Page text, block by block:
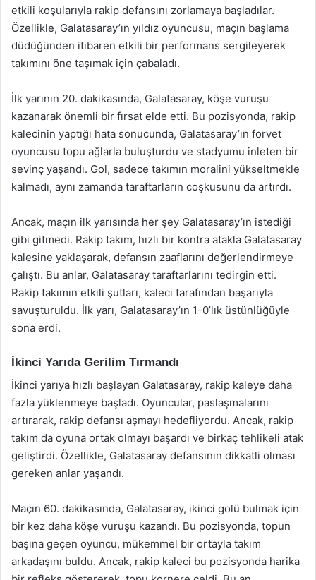
etkili koşularıyla rakip defansını zorlamaya başladılar.
Özellikle, Galatasaray’ın yıldız oyuncusu, maçın başlama
düdüğünden itibaren etkili bir performans sergileyerek
takımını öne taşımak için çabaladı.
İlk yarının 20. dakikasında, Galatasaray, köşe vuruşu
kazanarak önemli bir fırsat elde etti. Bu pozisyonda, rakip
kalecinin yaptığı hata sonucunda, Galatasaray’ın forvet
oyuncusu topu ağlarla buluşturdu ve stadyumu inleten bir
sevinç yaşandı. Gol, sadece takımın moralini yükseltmekle
kalmadı, aynı zamanda taraftarların coşkusunu da artırdı.
Ancak, maçın ilk yarısında her şey Galatasaray’ın istediği
gibi gitmedi. Rakip takım, hızlı bir kontra atakla Galatasaray
kalesine yaklaşarak, defansın zaaflarını değerlendirmeye
çalıştı. Bu anlar, Galatasaray taraftarlarını tedirgin etti.
Rakip takımın etkili şutları, kaleci tarafından başarıyla
savuşturuldu. İlk yarı, Galatasaray’ın 1-0’lık üstünlüğüyle
sona erdi.
İkinci Yarıda Gerilim Tırmandı
İkinci yarıya hızlı başlayan Galatasaray, rakip kaleye daha
fazla yüklenmeye başladı. Oyuncular, paslaşmalarını
artırarak, rakip defansı aşmayı hedefliyordu. Ancak, rakip
takım da oyuna ortak olmayı başardı ve birkaç tehlikeli atak
geliştirdi. Özellikle, Galatasaray defansının dikkatli olması
gereken anlar yaşandı.
Maçın 60. dakikasında, Galatasaray, ikinci golü bulmak için
bir kez daha köşe vuruşu kazandı. Bu pozisyonda, topun
başına geçen oyuncu, mükemmel bir ortayla takım
arkadaşını buldu. Ancak, rakip kaleci bu pozisyonda harika